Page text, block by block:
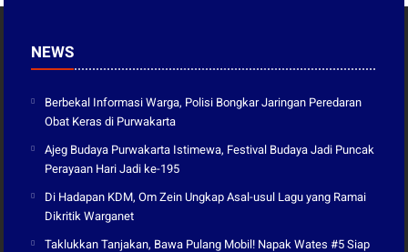
NEWS
Berbekal Informasi Warga, Polisi Bongkar Jaringan Peredaran
Obat Keras di Purwakarta
Ajeg Budaya Purwakarta Istimewa, Festival Budaya Jadi Puncak
Perayaan Hari Jadi ke-195
Di Hadapan KDM, Om Zein Ungkap Asal-usul Lagu yang Ramai
Dikritik Warganet
Taklukkan Tanjakan, Bawa Pulang Mobil! Napak Wates #5 Siap